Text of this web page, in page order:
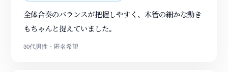
全体合奏のバランスが把握しやすく、木管の細かな動き
もちゃんと捉えていました。
30代男性・匿名希望